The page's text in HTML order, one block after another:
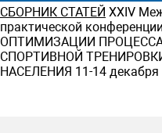
СБОРНИК СТАТЕЙ ХXIV
практической
ОПТИМИЗАЦИИ
СПОРТИВНОЙ
НАСЕЛЕНИЯ 11-14 декабря